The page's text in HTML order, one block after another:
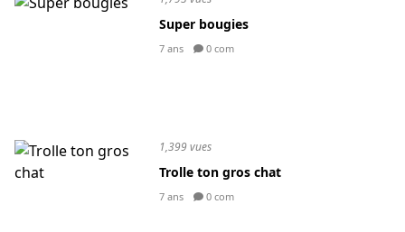
Super bougies
7 ans 0 com
1,399 vues
Trolle ton gros chat
7 ans 0 com